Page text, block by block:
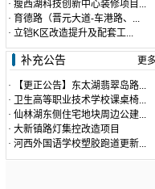
· 瘦西湖科技创新中心装修项目...
· 育德路（晋元大道-车港路、...
· 立铠K区改造提升及配套工...
补充公告 更
·
【更正公告】东太湖翡翠岛路...
·
卫生高等职业技术学校课桌椅...
· 仙林湖东侧住宅地块周边公建...
· 大新镇路灯集控改造项目
· 河西外国语学校塑胶跑道更新...